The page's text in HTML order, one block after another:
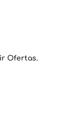
Ofertas.